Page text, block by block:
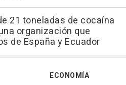
21 toneladas de cocaína
organización que
de España y Ecuador
ECONOMÍA